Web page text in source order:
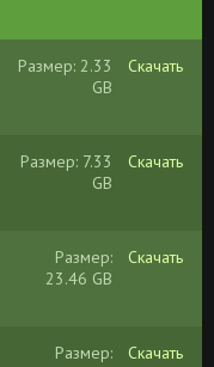
Размер: 2.33
GB
Скачать
Размер: 7.33
GB
Скачать
Размер:
23.46 GB
Скачать
Размер:
Скачать